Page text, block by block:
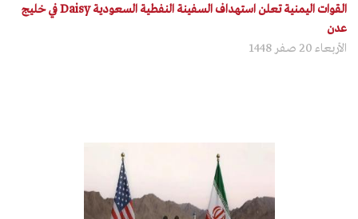
القوات اليمنية تعلن استهداف السفينة النفطية السعودية Daisy في خليج
عدن
الأربعاء 20 صفر 1448